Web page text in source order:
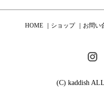
HOME ショップ お問い
(C) kaddish